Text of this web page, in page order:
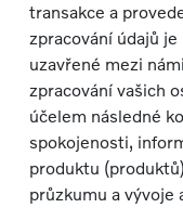
transakce a
zpracování údajů
uzavřené mezi
zpracování vašich
účelem následné
spokojenosti,
produktu
průzkumu a vývoje